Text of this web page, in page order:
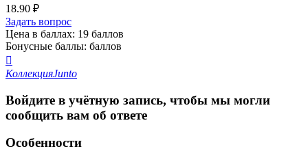
18.90 ₽
Задать вопрос
Цена в баллах: 19 баллов
Бонусные баллы: баллов

КоллекцияJunto
Войдите в учётную запись, чтобы мы могли
сообщить вам об ответе
Особенности